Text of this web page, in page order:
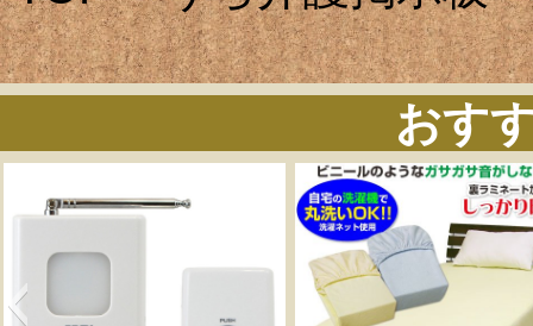
おす